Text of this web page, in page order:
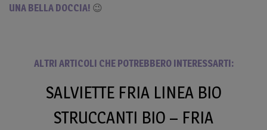
UNA BELLA DOCCIA! 😉
ALTRI ARTICOLI CHE POTREBBERO INTERESSARTI:
SALVIETTE FRIA LINEA BIO
STRUCCANTI BIO – FRIA